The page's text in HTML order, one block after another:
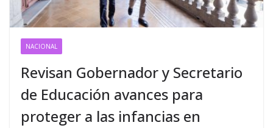
NACIONAL
Revisan Gobernador y Secretario
de Educación avances para
proteger a las infancias en